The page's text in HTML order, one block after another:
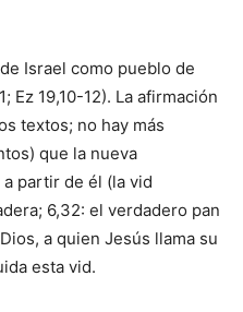
Israel como pueblo de
Ez 19,10-12). La afirmación
textos; no hay más
que la nueva
partir de él (la vid
6,32: el verdadero pan
a quien Jesús llama su
esta vid.